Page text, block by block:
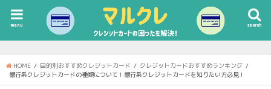
search
menu
HOME 目的別おすすめクレジットカード
クレジットカードおすすめランキング
銀行系クレジットカードの種類について！銀行系クレジットカードを知りたい方必見！